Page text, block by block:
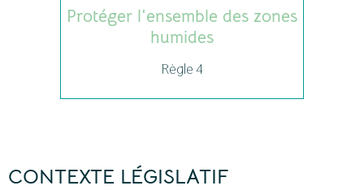
Protéger l'ensemble des zones
humides
Règle 4
CONTEXTE LÉGISLATIF